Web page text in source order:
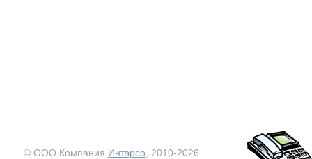
© ООО Компания Интэрсо , 2010-2026